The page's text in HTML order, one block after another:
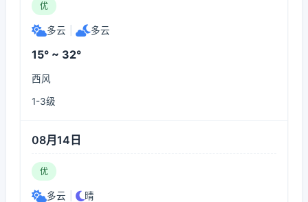
优
多云 多云
15° ~ 32°
西风
1-3级
08月14日
优
多云 晴